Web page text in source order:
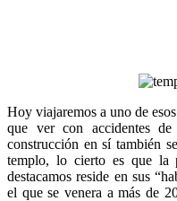
Hoy viajaremos a uno de
que ver con accidentes
construcción en sí también
templo, lo cierto es que la
destacamos reside en sus
el que se venera a más de